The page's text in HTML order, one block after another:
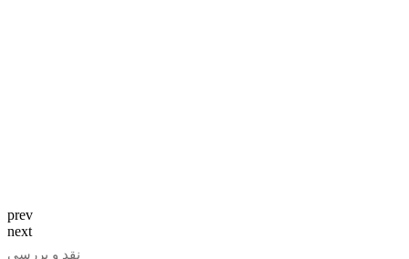
prev
next
نقد و بررسی